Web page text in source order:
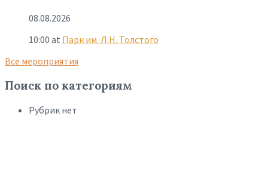
08.08.2026
10:00 at Парк им. Л.Н. Толстого
Все мероприятия
Поиск по категориям
Рубрик нет